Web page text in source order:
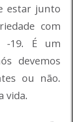
estar junto
com
-19. É um
devemos
ou não.
vida.